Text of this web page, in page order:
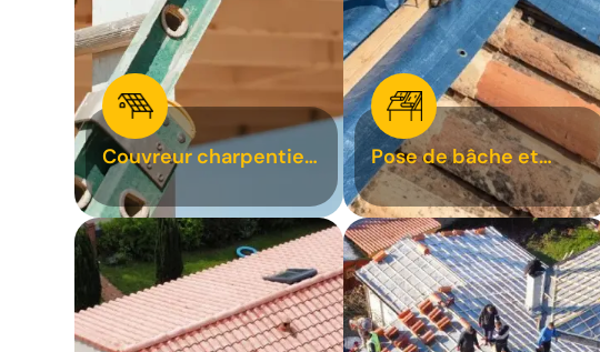
Couvreur charpentier
31
Pose de bâche et
bâchage de toiture 31